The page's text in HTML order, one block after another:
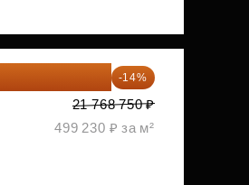
-14%
21 768 750 ₽
499 230 ₽ за м²